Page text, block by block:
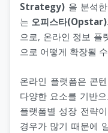
Strategy) 을 분석
는 오피스타(Opstar)
으로, 온라인 정보 플
으로 어떻게 확장될
온라인 플랫폼은 콘
다양한 요소를 기반
플랫폼별 성장 전략
경우가 많기 때문에